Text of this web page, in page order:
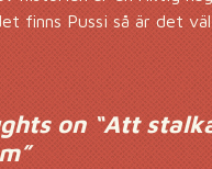
finns Pussi så är det
on “Att
”